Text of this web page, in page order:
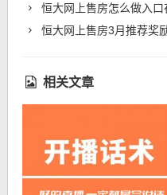
恒大网上售房怎么做入
恒大网上售房3月推荐奖
相关文章